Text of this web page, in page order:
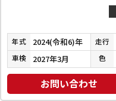
年式 2024(令和6)年 走行
車検 2027年3月 色
お問い合わせ